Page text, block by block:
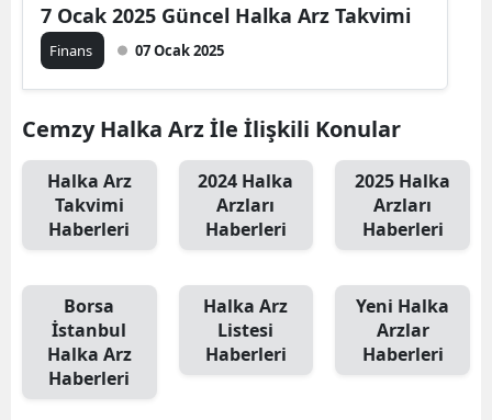
7 Ocak 2025 Güncel Halka Arz Takvimi
Finans 07 Ocak 2025
Cemzy Halka Arz İle İlişkili Konular
Halka Arz
Takvimi
Haberleri
2024 Halka
Arzları
Haberleri
2025 Halka
Arzları
Haberleri
Borsa
İstanbul
Halka Arz
Haberleri
Halka Arz
Listesi
Haberleri
Yeni Halka
Arzlar
Haberleri